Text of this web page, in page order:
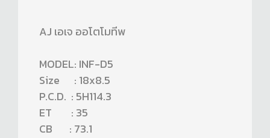
AJ เอเจ ออโตโมทีพ
MODEL: INF-D5
Size : 18x8.5
P.C.D. : 5H114.3
ET : 35
CB : 73.1